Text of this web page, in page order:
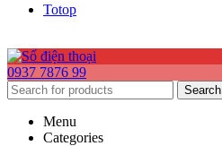
Totop
0937 7876 99
Search
Menu
Categories